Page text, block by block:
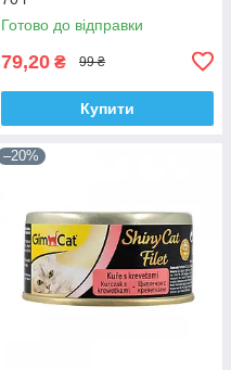
Готово до відправки
79,20 ₴ 99 ₴
Купити
–20%